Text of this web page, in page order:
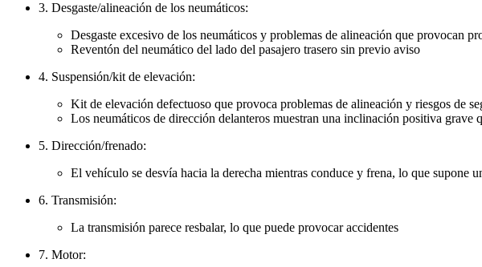
3. Desgaste/alineación de los neumáticos:
Desgaste excesivo de los neumáticos y problemas de alineación que provocan
Reventón del neumático del lado del pasajero trasero sin previo aviso
4. Suspensión/kit de elevación:
Kit de elevación defectuoso que provoca problemas de alineación y riesgos de
Los neumáticos de dirección delanteros muestran una inclinación positiva grave
5. Dirección/frenado:
El vehículo se desvía hacia la derecha mientras conduce y frena, lo que supone
6. Transmisión:
La transmisión parece resbalar, lo que puede provocar accidentes
7. Motor: